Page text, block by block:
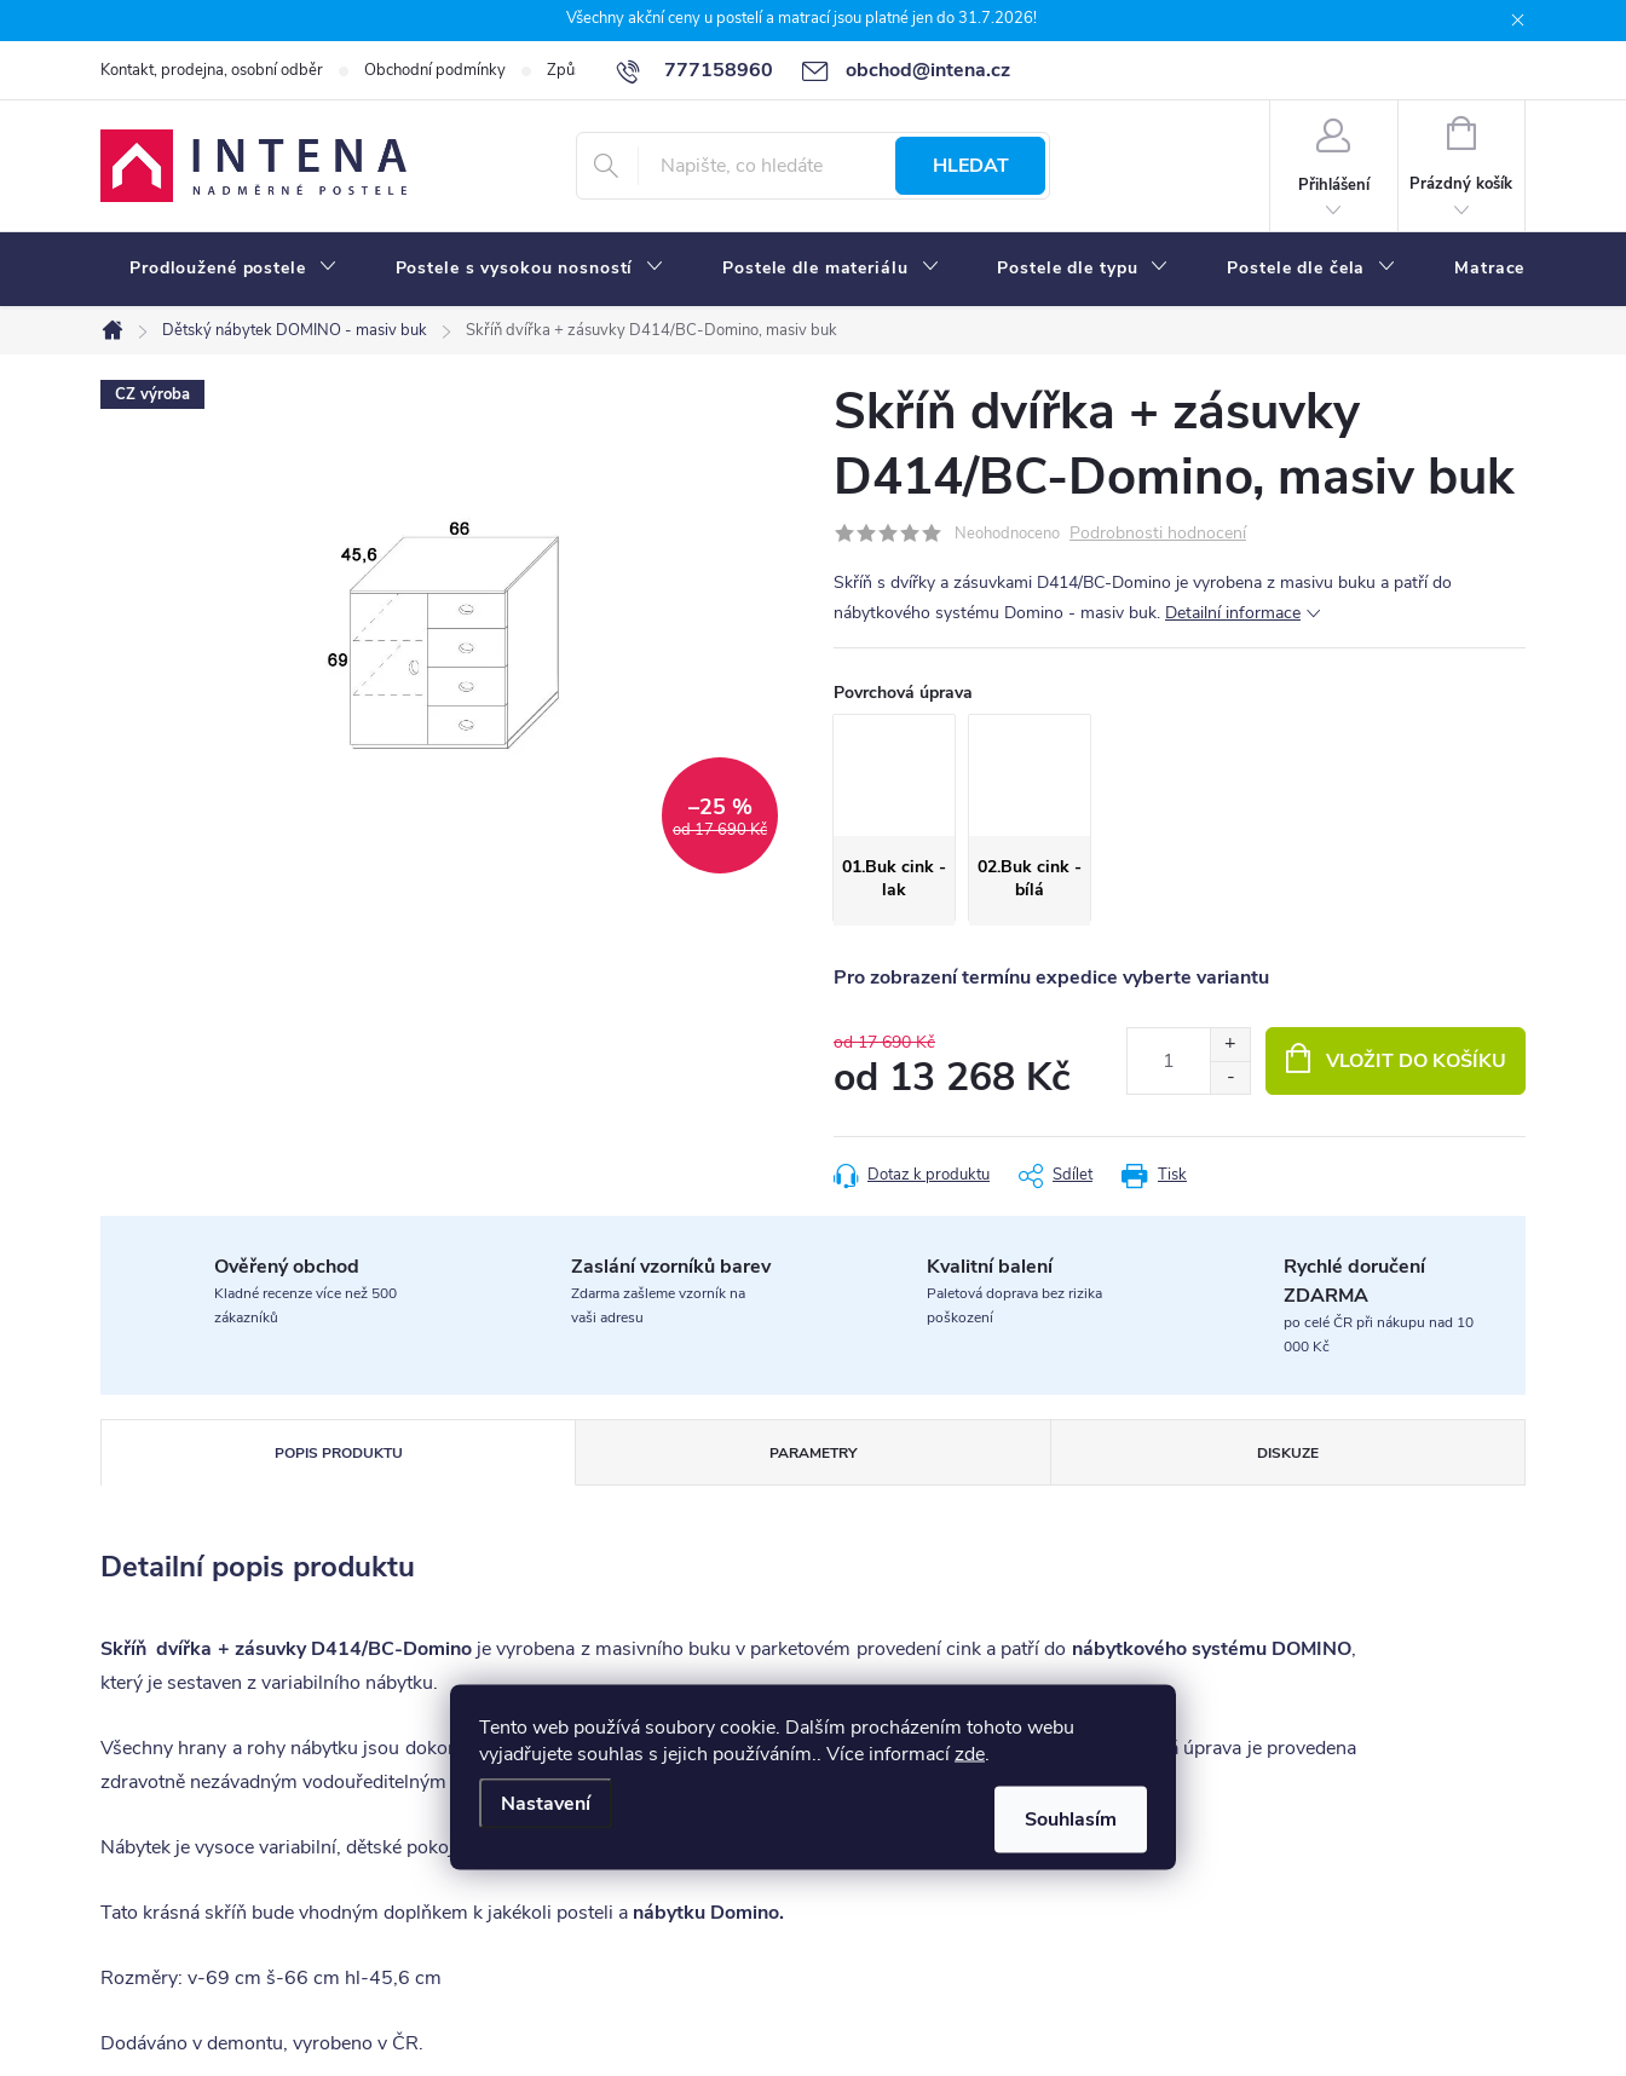
Tento web používá soubory cookie. Dalším procházením tohoto webu
vyjadřujete souhlas s jejich používáním.. Více informacízde.
Nastavení
Souhlasím
na
Všechny akční ceny u postelí a matrací jsou platné jen do 31.7.2026!
777158960 obchod@intena.cz
Kontakt, prodejna, osobní odběr Obchodní podmínky Způsoby a ceny dopravy 7 důvodů, proč nakupit u Intena nábytek
HLEDAT
Přihlášení
NÁKUPNÍ
Prázdný košík
Prodloužené postele Postele s vysokou nosností Postele dle materiálu Postele dle typu Postele dle čela Matrace
Domů
Dětský nábytek DOMINO - masiv buk Skříň dvířka + zásuvky D414/BC-Domino, masiv buk
CZ výroba
od 17 690 Kč
–25 %
Skříň dvířka + zásuvky
D414/BC-Domino, masiv buk
Neohodnoceno Podrobnosti hodnocení
Skříň s dvířky a zásuvkami D414/BC-Domino je vyrobena z masivu buku a patří do
nábytkového systému Domino - masiv buk. Detailní informace
Povrchová úprava
01.Buk cink -
lak
02.Buk cink -
bílá
Pro zobrazení termínu expedice vyberte variantu
od 17 690 Kč
od 13 268 Kč
cena:
VLOŽIT DO KOŠÍKU
Tisk
Dotaz k produktu Sdílet
Ověřený obchod
Kladné recenze více než 500
zákazníků
Zaslání vzorníků barev
Zdarma zašleme vzorník na
vaši adresu
Kvalitní balení
Paletová doprava bez rizika
poškození
Rychlé doručení
ZDARMA
po celé ČR při nákupu nad 10
000 Kč
POPIS PRODUKTU DISKUZE
PARAMETRY
Detailní popis produktu
Skříň dvířka + zásuvky D414/BC-Domino je vyrobena z masivního buku v parketovém provedení cink a patří do nábytkového systému DOMINO,
který je sestaven z variabilního nábytku.
Všechny hrany a rohy nábytku jsou dokonale zakulaceny, bezpečnost je docílena speciálními zafrézovanými úchyty. Povrchová úprava je provedena
zdravotně nezávadným vodouředitelným ekologickým lakem.
Nábytek je vysoce variabilní, dětské pokoje lze doplňovat dokoupením dalších prvků, které na sebe vzájemně navazují.
Tato krásná skříň bude vhodným doplňkem k jakékoli posteli a nábytku Domino.
Rozměry: v-69 cm š-66 cm hl-45,6 cm
Dodáváno v demontu, vyrobeno v ČR.